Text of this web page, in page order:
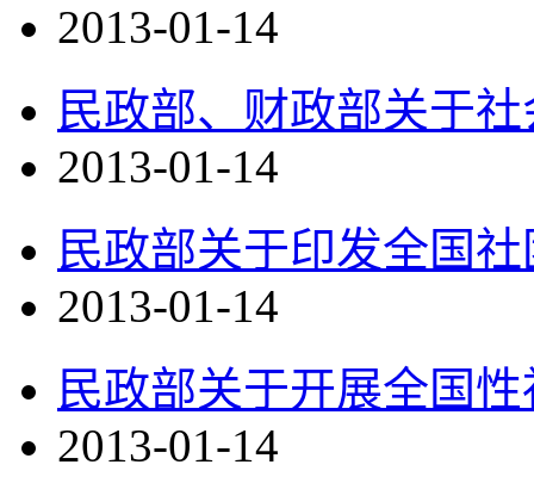
2013-01-14
民政部、财政部关于
2013-01-14
民政部关于印发全国
2013-01-14
民政部关于开展全国
2013-01-14